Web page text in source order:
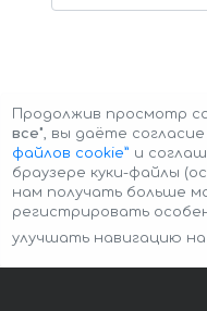
Авторские права ©
Продолжив просмотр
все", вы даёте согласие
файлов cookie” и
браузере куки-файлы
нам получать больше
регистрировать
улучшать навигацию